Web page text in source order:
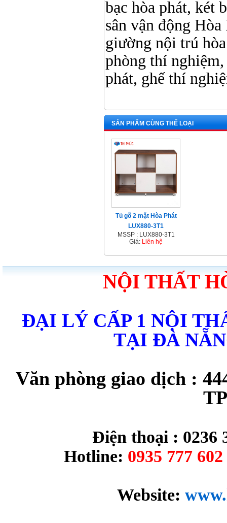
bạc hòa phát, két
sân vận động
giường nội trú
phòng thí
phát, ghế thí
SẢN PHẨM CÙNG THỂ LOẠI
Tủ gỗ 2 mặt Hòa Phát
LUX880-3T1
MSSP : LUX880-3T1
Giá: Liên hệ
NỘI THẤT
ĐẠI LÝ CẤP 1 NỘI
TẠI ĐÀ
Văn phòng giao dịch :
Điện thoại : 0236
Hotline: 0935 777
Website: